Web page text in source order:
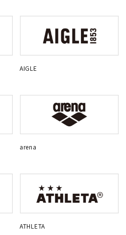
AIGLE
arena
ATHLETA